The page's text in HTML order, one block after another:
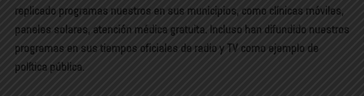
replicado programas nuestros en sus municipios, como clínicas móviles,
paneles solares, atención médica gratuita. Incluso han difundido nuestros
programas en sus tiempos oficiales de radio y TV como ejemplo de
política pública.